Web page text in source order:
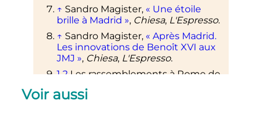
↑ Sandro Magister, « Une étoile
brille à Madrid », Chiesa, L'Espresso.
↑ Sandro Magister, « Après Madrid.
Les innovations de Benoît XVI aux
JMJ », Chiesa, L'Espresso.
12Les rassemblements à Rome de
officiellement des JMJ mais sont
Voir aussi